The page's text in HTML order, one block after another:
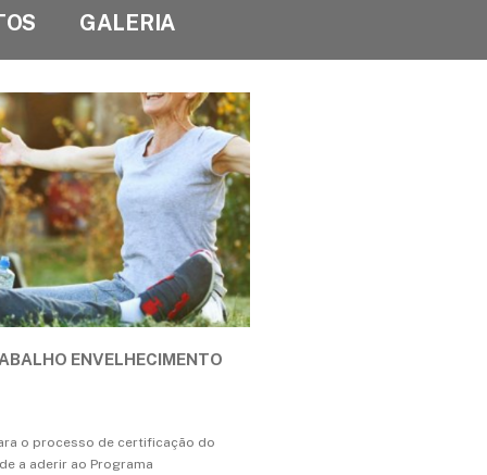
GALERIA
ENVELHECIMENTO
o processo de certificação do
a aderir ao Programa